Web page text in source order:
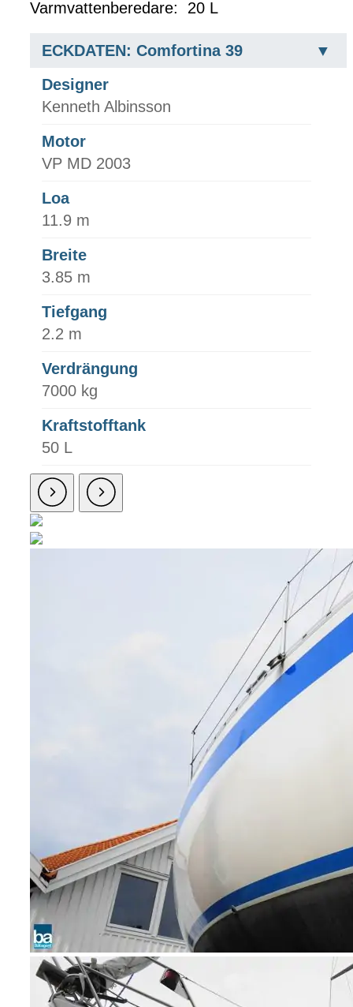
Varmvattenberedare: 20 L
ECKDATEN: Comfortina 39
Designer
Kenneth Albinsson
Motor
VP MD 2003
Loa
11.9 m
Breite
3.85 m
Tiefgang
2.2 m
Verdrängung
7000 kg
Kraftstofftank
50 L